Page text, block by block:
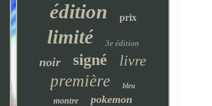
édition prix
limité 3e édition
noir signé livre
première bleu
montre pokemon